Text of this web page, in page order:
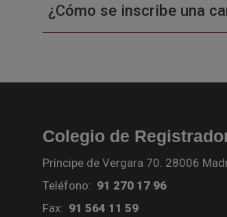
¿Cómo se inscribe una
Colegio de
Príncipe de Vergara 70. 28006
Teléfono: 91 270 17 96
Fax: 91 564 11 59